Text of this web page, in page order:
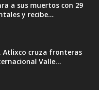
a sus muertos con 29
y recibe...
Atlixco cruza fronteras
Valle...